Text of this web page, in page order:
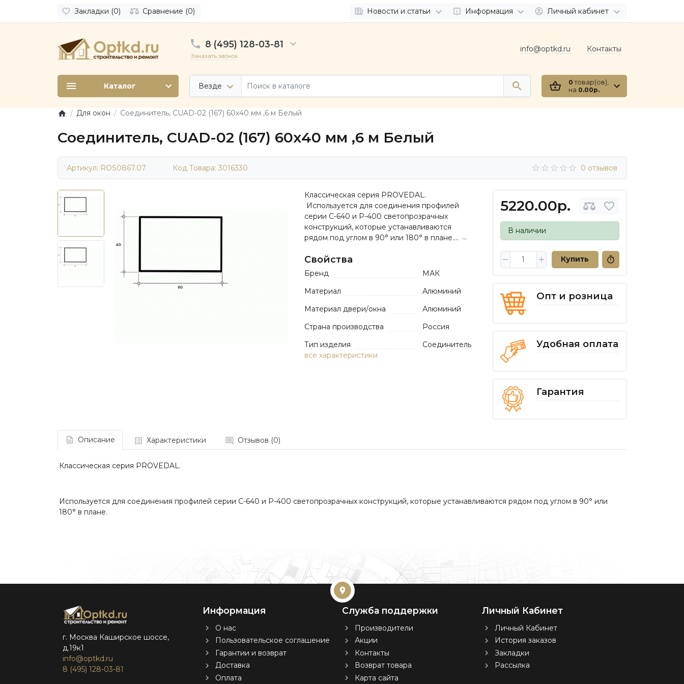
Закладки (0) Сравнение (0) Новости и статьи Информация Личный кабинет
8 (495) 128-03-81
Заказать звонок
Везде
info@optkd.ru Контакты
0 товар(ов),
на 0.00р.
Каталог
Для окон Соединитель, CUAD-02 (167) 60х40 мм ,6 м Белый
Соединитель, CUAD-02 (167) 60х40 мм ,6 м Белый
Артикул: ROS0867.07 Код Товара: 3016330 0 отзывов
5220.00р.
В наличии
Купить
Опт и розница
Удобная оплата
Гарантия
Классическая серия PROVEDAL.
Используется для соединения профилей
серии C-640 и P-400 светопрозрачных
конструкций, которые устанавливаются
рядом под углом в 90° или 180° в плане.... →
Свойства
Бренд
МАК
Материал
Алюминий
Материал двери/окна
Алюминий
Страна производства
Россия
Тип изделия
Cоединитель
все характеристики
Описание Характеристики Отзывов (0)
Классическая серия PROVEDAL.
Используется для соединения профилей серии C-640 и P-400 светопрозрачных конструкций, которые устанавливаются рядом под углом в 90° или
180° в плане.
г. Москва Каширское шоссе,
д.19к1
info@optkd.ru
8 (495) 128-03-81
Информация
О нас
Пользовательское соглашение
Гарантии и возврат
Доставка
Оплата
Служба поддержки
Производители
Акции
Контакты
Возврат товара
Карта сайта
Личный Кабинет
Личный Кабинет
История заказов
Закладки
Рассылка